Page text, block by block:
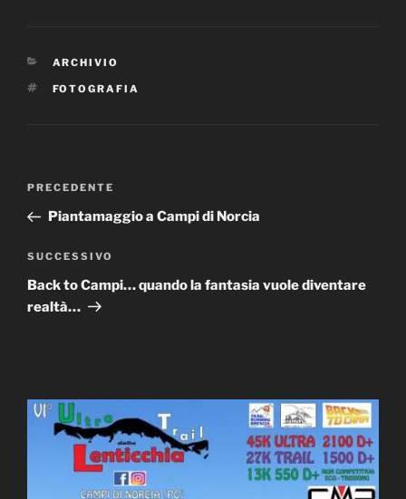
CATEGORIE
ARCHIVIO
TAG
FOTOGRAFIA
Navigazione
Articolo
precedente:
PRECEDENTE
Piantamaggio a Campi di Norcia
Articolo
successivo
SUCCESSIVO
Back to Campi… quando la fantasia vuole diventare
realtà…